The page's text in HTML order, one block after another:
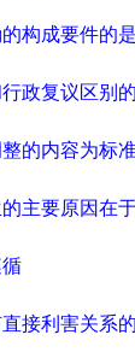
构成要件的是
政复议区别
的内容为标
主要原因在
接利害关系